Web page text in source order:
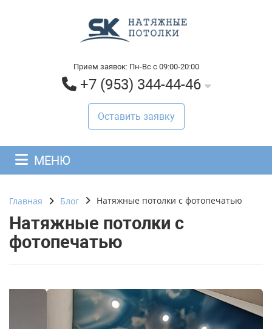
Прием заявок: Пн-Вс с 09:00-20:00
+7 (953) 344-44-46
Оставить заявку
МЕНЮ
Главная Блог Натяжные потолки с фотопечатью
Натяжные потолки с
фотопечатью